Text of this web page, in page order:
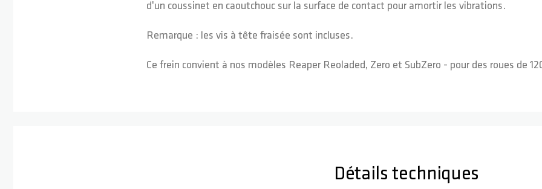
d'un coussinet en caoutchouc sur la surface de contact pour amortir les vibrations.
Remarque : les vis à tête fraisée sont incluses.
Ce frein convient à nos modèles Reaper Reoladed, Zero et SubZero - pour des roues de
Détails techniques